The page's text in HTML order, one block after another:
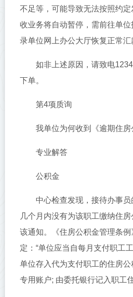
不足等，可能导致无法按照约
收业务将自动暂停，需前往单
录单位网上办公大厅恢复正常汇
如非上述原因，请致电
下单。
第4项质询
我单位为何收到《逾期住房
专业解答
公积金
中心检查发现，接待办事
几个月内没有为该职工缴纳住
该通知。《住房公积金管理条
定：“单位应当自每月支付职工
单位存入代为支付职工的住房
专用账户; 由委托银行记入职工